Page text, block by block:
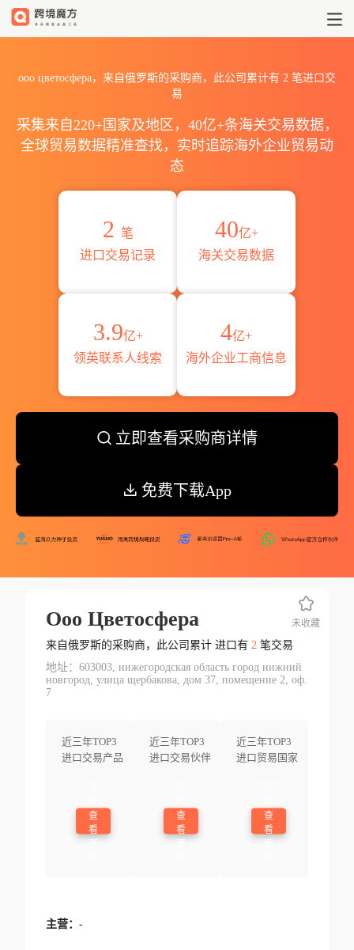
ооо цветосфера，来自俄罗斯的采购商，此公司累计有 2 笔进口交
易
采集来自220+国家及地区，40亿+条海关交易数据，
全球贸易数据精准查找，实时追踪海外企业贸易动
态
2 笔
进口交易记录
40亿+
海关交易数据
3.9亿+
领英联系人线索
4亿+
海外企业工商信息
立即查看采购商详情
免费下载App
Ооо Цветосфера
来自俄罗斯的采购商，此公司累计 进口有 2笔交易
地址：603003, нижегородская область город нижний
новгород, улица щербакова, дом 37, помещение 2, оф.
7
近三年TOP3
进口交易产品
查
看
近三年TOP3
进口交易伙伴
查
看
近三年TOP3
进口贸易国家
查
看
未收藏
主营： -